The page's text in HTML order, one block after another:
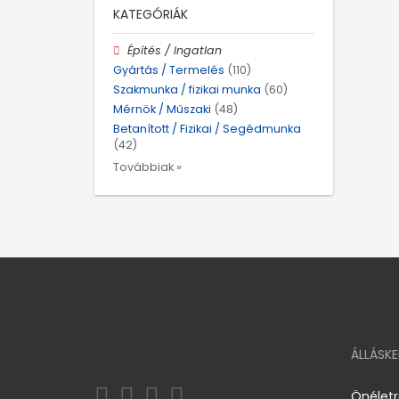
KATEGÓRIÁK
Építés / Ingatlan
Gyártás / Termelés (110)
Szakmunka / fizikai munka (60)
Mérnök / Műszaki (48)
Betanított / Fizikai / Segédmunka
(42)
Továbbiak »